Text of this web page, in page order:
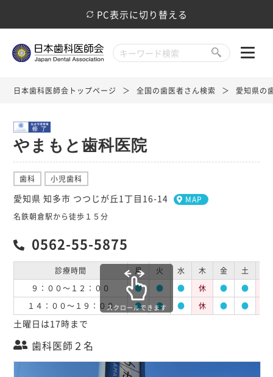
PC表示に切り替える
日本歯科医師会トップページ 全国の歯医者さん検索 愛知県の
やまもと歯科医院
歯科 小児歯科
愛知県 知多市 つつじが丘1丁目16-14
MAP
名鉄朝倉駅から徒歩１５分
0562-55-5875
診療時間 月 火 水 木 金 土
９：００～１２：００
● ● ● 休 ● ●
１４：００～１９：００
● ● ● 休 ● ●
スクロールできます
土曜日は17時まで
歯科医師２名